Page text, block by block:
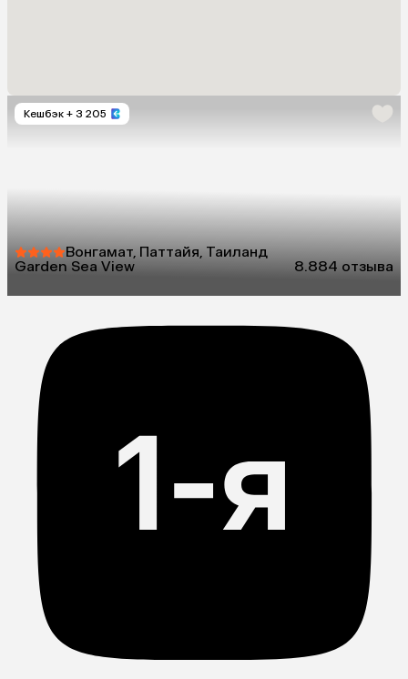
Кешбэк + 3 205
Вонгамат, Паттайя, Таиланд
Garden Sea View
8.884 отзыва